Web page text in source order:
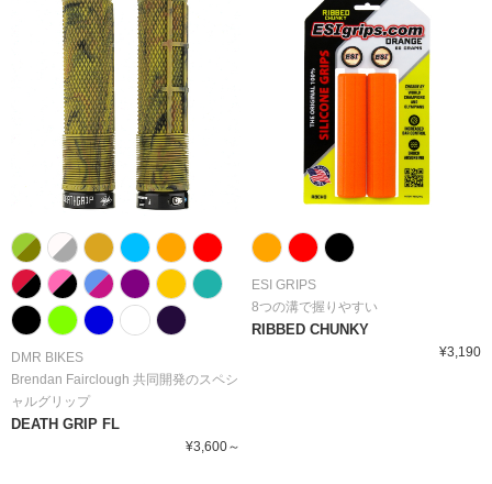
DMR BIKES
Brendan Fairclough 共同開発のスペシ
ャルグリップ
DEATH GRIP FL
¥3,600～
ESI GRIPS
8つの溝で握りやすい
RIBBED CHUNKY
¥3,190